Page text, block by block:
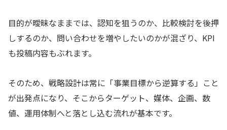
目的が曖昧なままでは、認知を狙うのか、比較検討を後押
しするのか、問い合わせを増やしたいのかが混ざり、KPI
も投稿内容もぶれます。
そのため、戦略設計は常に「事業目標から逆算する」こと
が出発点になり、そこからターゲット、媒体、企画、数
値、運用体制へと落とし込む流れが基本です。